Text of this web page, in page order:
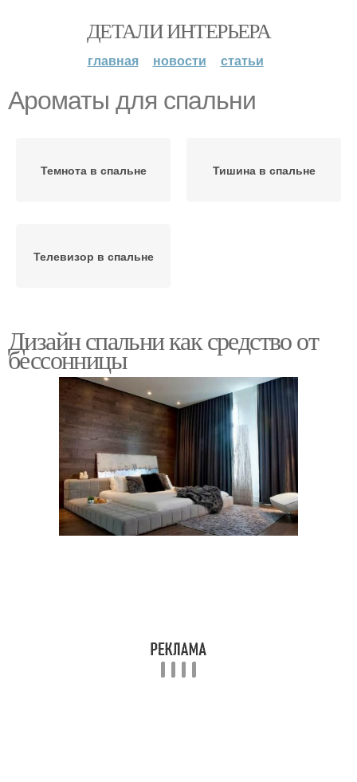
ДЕТАЛИ ИНТЕРЬЕРА
главная новости статьи
Ароматы для спальни
Темнота в спальне Тишина в спальне
Телевизор в спальне
Дизайн спальни как средство от
бессонницы